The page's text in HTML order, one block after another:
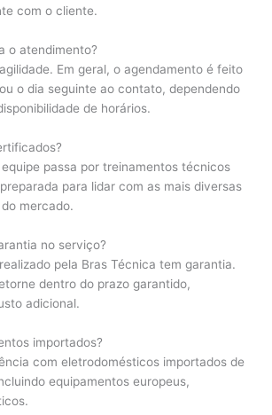
com o cliente.
o atendimento?
Em geral, o agendamento é feito
o dia seguinte ao contato, dependendo
de horários.
passa por treinamentos técnicos
para lidar com as mais diversas
mercado.
no serviço?
pela Bras Técnica tem garantia.
dentro do prazo garantido,
adicional.
importados?
com eletrodomésticos importados de
equipamentos europeus,